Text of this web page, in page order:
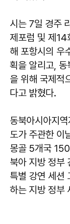
시는 7일 경주
제포럼 및 제14
해 포항시의 우
획을 알리고, 동
을 위해 국제적
다고 밝혔다.
동북아시아지
도가 주관한 이
몽골 5개국
북아 지방 정부
특별 강연 세션
하는 지방 정부